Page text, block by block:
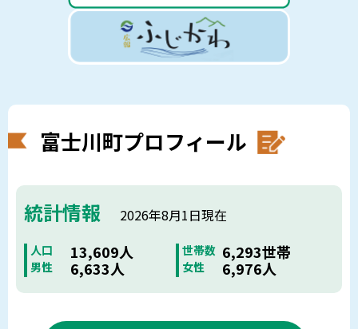
富士川町プロフィール
統計情報 2026年8月1日現在
人口 13,609人 世帯数 6,293世帯
男性 6,633人 女性 6,976人